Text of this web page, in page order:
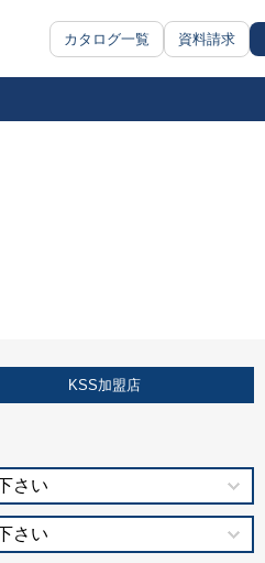
カタログ一覧 資料請求
KSS加盟店
さい
さい